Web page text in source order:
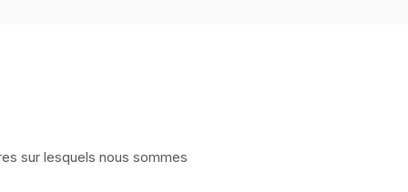
sur lesquels nous sommes